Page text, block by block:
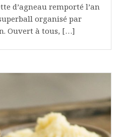
d’agneau remporté l’an
organisé par
Ouvert à tous, […]